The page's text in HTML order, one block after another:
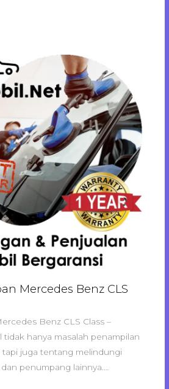
Mercedes Benz CLS
Benz CLS Class –
tidak hanya masalah penampilan
tapi juga tentang melindungi
penumpang lainnya.…